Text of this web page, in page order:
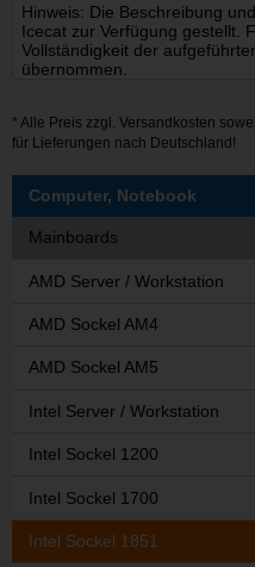
Hinweis: Die Beschreibung
Icecat zur Verfügung gestellt.
Vollständigkeit der
übernommen.
* Alle Preis zzgl. Versandkosten
für Lieferungen nach Deutschland!
Computer, Notebook
Mainboards
AMD Server / Workstation
AMD Sockel AM4
AMD Sockel AM5
Intel Server / Workstation
Intel Sockel 1200
Intel Sockel 1700
Intel Sockel 1851